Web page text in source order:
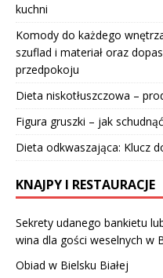
kuchni
Komody do każdego
szuflad i materiał oraz
przedpokoju
Dieta niskotłuszczowa –
Figura gruszki – jak
Dieta odkwaszająca: Klucz
KNAJPY I RESTAURACJE
Sekrety udanego bankietu
wina dla gości weselnych w
Obiad w Bielsku Białej